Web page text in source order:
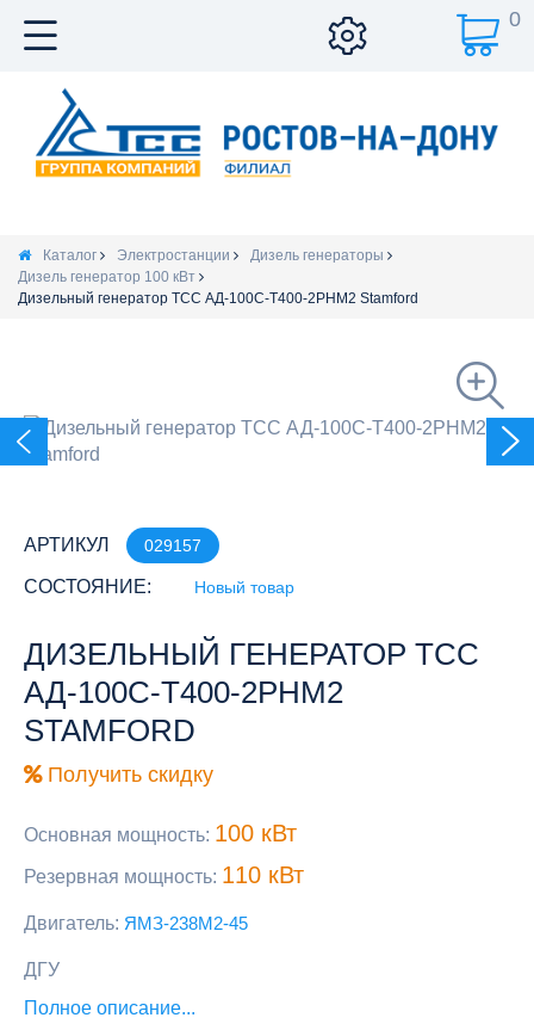
0
Каталог Электростанции
Дизель генераторы
Дизель генератор 100 кВт
Дизельный генератор ТСС АД-100С-Т400-2РНМ2 Stamford
АРТИКУЛ 029157
СОСТОЯНИЕ: Новый товар
ДИЗЕЛЬНЫЙ ГЕНЕРАТОР ТСС
АД-100С-Т400-2РНМ2
STAMFORD
Получить скидку
Основная мощность: 100 кВт
Резервная мощность: 110 кВт
Двигатель: ЯМЗ-238М2-45
ДГУ
Полное описание...